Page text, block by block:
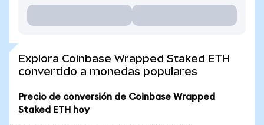
Explora Coinbase Wrapped Staked ETH
convertido a monedas populares
Precio de conversión de Coinbase Wrapped
Staked ETH hoy